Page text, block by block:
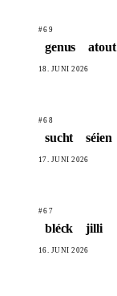
#69
genus atout
18. JUNI 2026
#68
sucht séien
17. JUNI 2026
#67
bléck jilli
16. JUNI 2026